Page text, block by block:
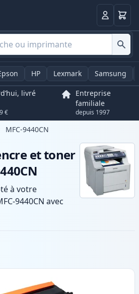
Panier
HP Lexmark Samsung
livré
€
Entreprise
familiale
depuis 1997
MFC-9440CN
et toner
à votre
9440CN avec
compatibles
d’une qualité
et d’une livraison
local en .